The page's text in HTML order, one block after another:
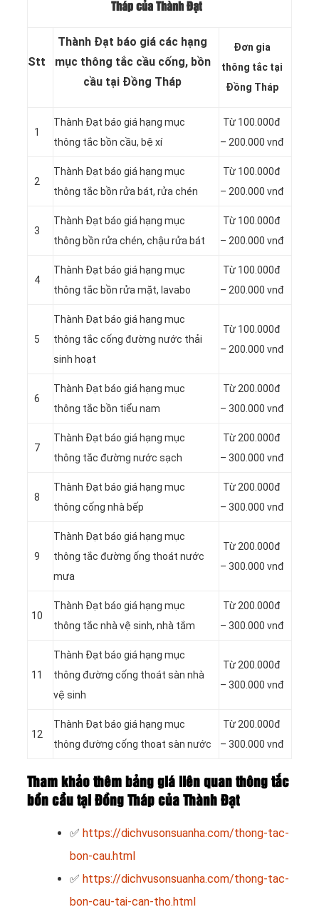
Tháp của Thành Đạt
Stt
Thành Đạt báo giá các hạng
mục thông tắc cầu cống, bồn
cầu tại Đồng Tháp
Đơn gia
thông tắc tại
Đồng Tháp
1
Thành Đạt báo giá hạng mục
thông tắc bồn cầu, bệ xí
Từ 100.000đ
– 200.000 vnđ
2
Thành Đạt báo giá hạng mục
thông tắc bồn rửa bát, rửa chén
Từ 100.000đ
– 200.000 vnđ
3
Thành Đạt báo giá hạng mục
thông bồn rửa chén, chậu rửa bát
Từ 100.000đ
– 200.000 vnđ
4
Thành Đạt báo giá hạng mục
thông tắc bồn rửa mặt, lavabo
Từ 100.000đ
– 200.000 vnđ
5
‎Thành Đạt báo giá hạng mục
thông tắc cống đường nước thải
sinh hoạt
Từ 100.000đ
– 200.000 vnđ
6
Thành Đạt báo giá hạng mục
thông tắc bồn tiểu nam
Từ 200.000đ
– 300.000 vnđ
7
Thành Đạt báo giá hạng mục
thông tắc đường nước sạch
Từ 200.000đ
– 300.000 vnđ
8
Thành Đạt báo giá hạng mục
thông cống nhà bếp
Từ 200.000đ
– 300.000 vnđ
9
Thành Đạt báo giá hạng mục
thông tắc đường ống thoát nước
mưa
Từ 200.000đ
– 300.000 vnđ
10
Thành Đạt báo giá hạng mục
thông tắc nhà vệ sinh, nhà tắm
Từ 200.000đ
– 300.000 vnđ
11
Thành Đạt báo giá hạng mục
thông đường cống thoát sàn nhà
vệ sinh
Từ 200.000đ
– 300.000 vnđ
12
Thành Đạt báo giá hạng mục
thông đường cống thoat sàn nước
Từ 200.000đ
– 300.000 vnđ
Tham khảo thêm bảng giá liên quan thông tắc
bồn cầu tại Đồng Tháp của Thành Đạt
✅ https://dichvusonsuanha.com/thong-tac-
bon-cau.html
✅ https://dichvusonsuanha.com/thong-tac-
bon-cau-tai-can-tho.html